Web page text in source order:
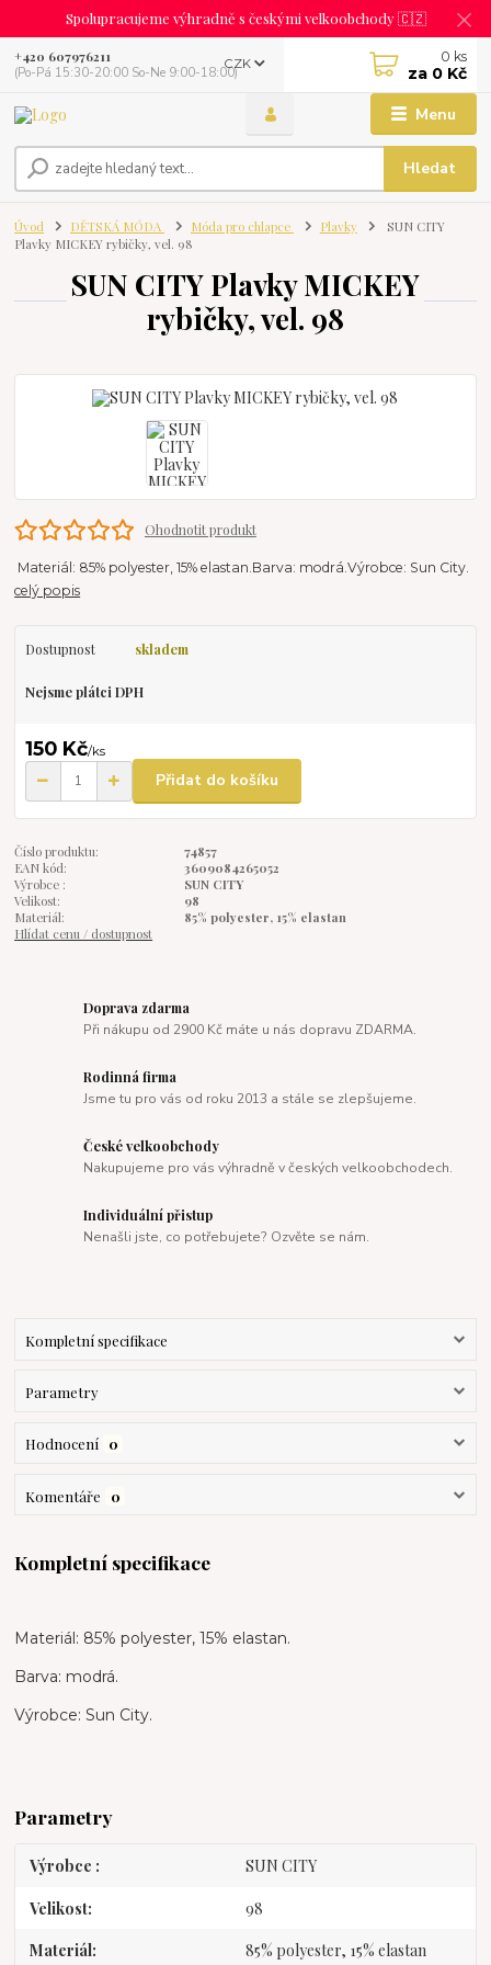
Spolupracujeme výhradně s českými velkoobchody 🇨🇿
Menu
CZK
Hledat
+420 607976211
(Po-Pá 15:30-20:00 So-Ne 9:00-18:00)
0 ks
za 0 Kč
Úvod DĚTSKÁ MÓDA Móda pro chlapce Plavky
SUN CITY
Plavky MICKEY rybičky, vel. 98
SUN CITY Plavky MICKEY
rybičky, vel. 98
Ohodnotit produkt
Materiál: 85% polyester, 15% elastan.Barva: modrá.Výrobce: Sun City.
celý popis
Dostupnost skladem
Nejsme plátci DPH
150 Kč/ks
Přidat do košíku
Číslo produktu:
74857
EAN kód:
3609084265052
Výrobce :
SUN CITY
Velikost:
98
Materiál:
85% polyester, 15% elastan
Hlídat cenu / dostupnost
Doprava zdarma
Při nákupu od 2900 Kč máte u nás dopravu ZDARMA.
Rodinná firma
Jsme tu pro vás od roku 2013 a stále se zlepšujeme.
České velkoobchody
Nakupujeme pro vás výhradně v českých velkoobchodech.
Individuální přistup
Nenašli jste, co potřebujete? Ozvěte se nám.
Kompletní specifikace
Parametry
Hodnocení 0
Komentáře 0
Kompletní specifikace
Materiál: 85% polyester, 15% elastan.
Barva: modrá.
Výrobce: Sun City.
Parametry
Výrobce SUN CITY
Velikost 98
Materiál 85% polyester, 15% elastan